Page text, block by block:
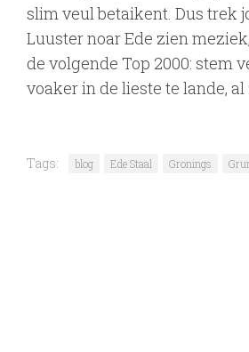
slim veul betaikent. Dus trek
Luuster noar Ede zien
de volgende Top 2000: stem
voaker in de lieste te lande,
Tags: blog Ede Staal Gronings